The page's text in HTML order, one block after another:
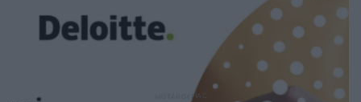
MŰTÁRGYPIAC